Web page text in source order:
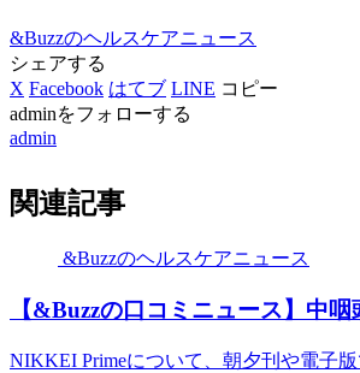
&Buzzのヘルスケアニュース
シェアする
X Facebook はてブ LINE コピー
adminをフォローする
admin
関連記事
&Buzzのヘルスケアニュース
【&Buzzの口コミニュース】中
NIKKEI Primeについて、朝夕刊や電子